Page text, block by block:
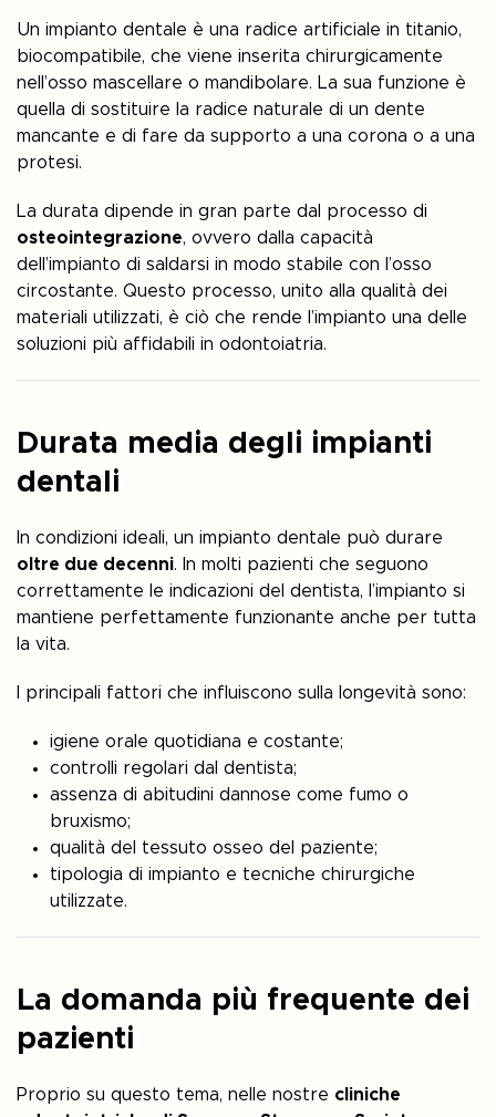
Un impianto dentale è una radice artificiale in titanio,
biocompatibile, che viene inserita chirurgicamente
nell’osso mascellare o mandibolare. La sua funzione è
quella di sostituire la radice naturale di un dente
mancante e di fare da supporto a una corona o a una
protesi.
La durata dipende in gran parte dal processo di
osteointegrazione, ovvero dalla capacità
dell’impianto di saldarsi in modo stabile con l’osso
circostante. Questo processo, unito alla qualità dei
materiali utilizzati, è ciò che rende l’impianto una delle
soluzioni più affidabili in odontoiatria.
Durata media degli impianti
dentali
In condizioni ideali, un impianto dentale può durare
oltre due decenni. In molti pazienti che seguono
correttamente le indicazioni del dentista, l’impianto si
mantiene perfettamente funzionante anche per tutta
la vita.
I principali fattori che influiscono sulla longevità sono:
igiene orale quotidiana e costante;
controlli regolari dal dentista;
assenza di abitudini dannose come fumo o
bruxismo;
qualità del tessuto osseo del paziente;
tipologia di impianto e tecniche chirurgiche
utilizzate.
La domanda più frequente dei
pazienti
Proprio su questo tema, nelle nostre cliniche